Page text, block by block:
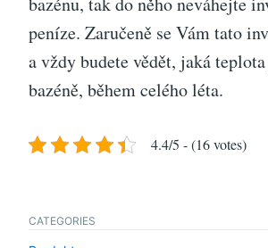
peníze. Zaručeně se Vám tato
a vždy budete vědět, jaká
bazéně, během celého léta.
4.4/5 - (16 votes)
CATEGORIES